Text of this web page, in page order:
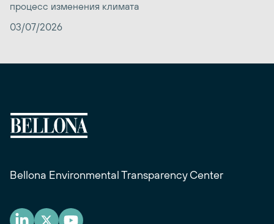
процесс изменения климата
03/07/2026
Bellona Environmental Transparency Center